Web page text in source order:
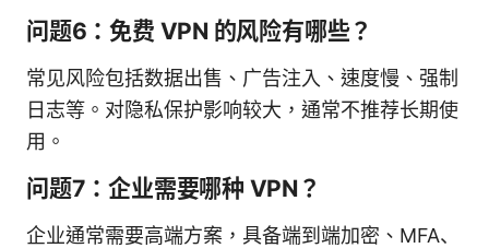
问题6：免费 VPN 的风险有哪些？
常见风险包括数据出售、广告注入、速度慢、强制
日志等。对隐私保护影响较大，通常不推荐长期使
用。
问题7：企业需要哪种 VPN？
企业通常需要高端方案，具备端到端加密、MFA、